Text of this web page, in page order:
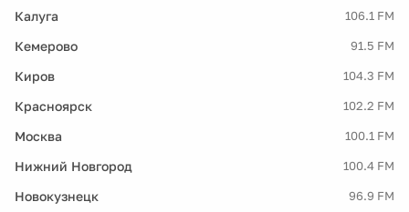
Калуга 106.1 FM
Кемерово 91.5 FM
Киров 104.3 FM
Красноярск 102.2 FM
Москва 100.1 FM
Нижний Новгород 100.4 FM
Новокузнецк 96.9 FM